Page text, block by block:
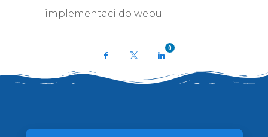
implementaci do webu.
Facebook
0